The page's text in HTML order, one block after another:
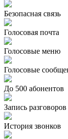
Безопасная связь
Голосовая почта
Голосовые меню
Голосовые
До 500 абонентов
Запись разговоров
История звонков